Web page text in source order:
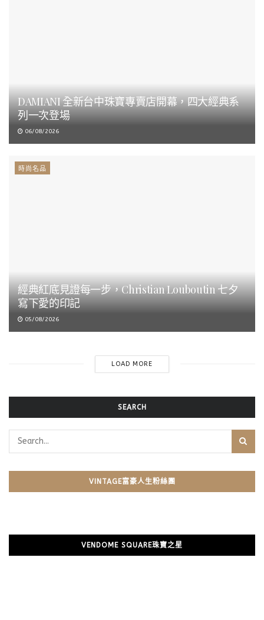
DAMIANI 全新台中珠寶專賣店開幕，四大經典系
列一次登場
06/08/2026
時尚名品
經典紅底見證每一步，Christian Louboutin 七夕
寫下愛的印記
05/08/2026
LOAD MORE
SEARCH
VINTAGE富豪人生粉絲團
VENDOME SQUARE珠寶之星